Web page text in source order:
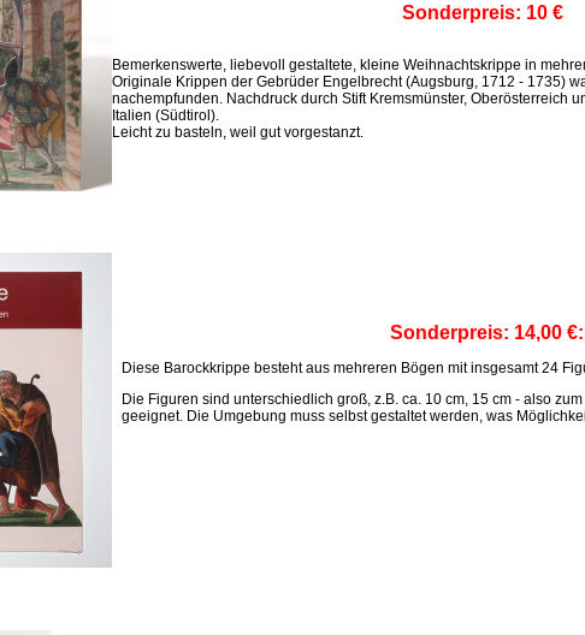
Sonderpreis: 10 €
Bemerkenswerte, liebevoll gestaltete, kleine Weihnachtskrippe in
Originale Krippen der Gebrüder Engelbrecht (Augsburg, 1712 - 1735)
nachempfunden. Nachdruck durch Stift Kremsmünster, Oberösterreich
Italien (Südtirol).
Leicht zu basteln, weil gut vorgestanzt.
Sonderpreis: 14,00 €:
Diese Barockkrippe besteht aus mehreren Bögen mit insgesamt 24
Die Figuren sind unterschiedlich groß, z.B. ca. 10 cm, 15 cm - also
geeignet. Die Umgebung muss selbst gestaltet werden, was